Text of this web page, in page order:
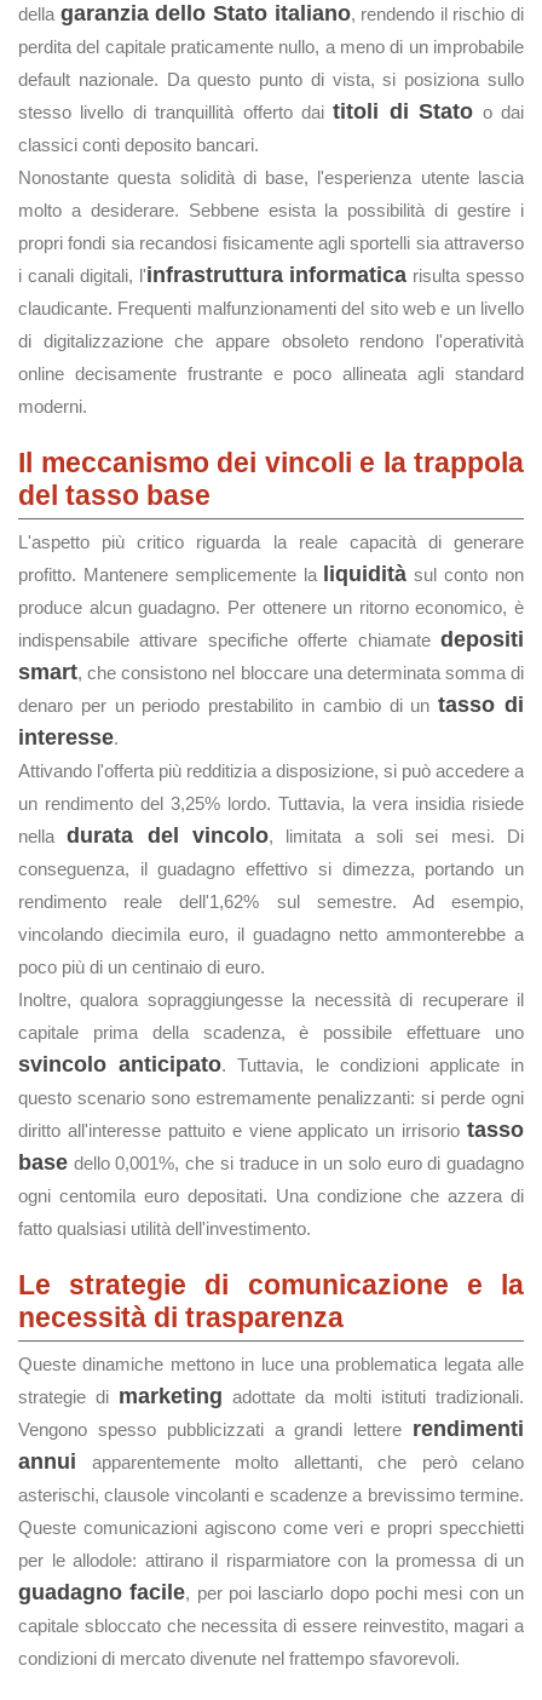
della garanzia dello Stato italiano, rendendo il rischio di
perdita del capitale praticamente nullo, a meno di un improbabile
default nazionale. Da questo punto di vista, si posiziona sullo
stesso livello di tranquillità offerto daititoli di Stato o dai
classici conti deposito bancari.
Nonostante questa solidità di base, l'esperienza utente lascia
molto a desiderare. Sebbene esista la possibilità di gestire i
propri fondi sia recandosi fisicamente agli sportelli sia attraverso
i canali digitali, l'infrastruttura informatica risulta spesso
claudicante. Frequenti malfunzionamenti del sito web e un livello
di digitalizzazione che appare obsoleto rendono l'operatività
online decisamente frustrante e poco allineata agli standard
moderni.
Il meccanismo dei vincoli e la trappola
del tasso base
L'aspetto più critico riguarda la reale capacità di generare
profitto. Mantenere semplicemente la
liquidità sul conto non
produce alcun guadagno. Per ottenere un ritorno economico, è
indispensabile attivare specifiche offerte chiamate depositi
smart, che consistono nel bloccare una determinata somma di
denaro per un periodo prestabilito in cambio di untasso di
interesse.
Attivando l'offerta più redditizia a disposizione, si può accedere a
un rendimento del 3,25% lordo. Tuttavia, la vera insidia risiede
nelladurata del vincolo, limitata a soli sei mesi. Di
conseguenza, il guadagno effettivo si dimezza, portando un
rendimento reale dell'1,62% sul semestre. Ad esempio,
vincolando diecimila euro, il guadagno netto ammonterebbe a
poco più di un centinaio di euro.
Inoltre, qualora sopraggiungesse la necessità di recuperare il
capitale prima della scadenza, è possibile effettuare uno
svincolo anticipato. Tuttavia, le condizioni applicate in
questo scenario sono estremamente penalizzanti: si perde ogni
diritto all'interesse pattuito e viene applicato un irrisorio tasso
base dello 0,001%, che si traduce in un solo euro di guadagno
ogni centomila euro depositati. Una condizione che azzera di
fatto qualsiasi utilità dell'investimento.
Le strategie di comunicazione e la
necessità di trasparenza
Queste dinamiche mettono in luce una problematica legata alle
strategie di marketing adottate da molti istituti tradizionali.
Vengono spesso pubblicizzati a grandi lettere rendimenti
annui apparentemente molto allettanti, che però celano
asterischi, clausole vincolanti e scadenze a brevissimo termine.
Queste comunicazioni agiscono come veri e propri specchietti
per le allodole: attirano il risparmiatore con la promessa di un
guadagno facile, per poi lasciarlo dopo pochi mesi con un
capitale sbloccato che necessita di essere reinvestito, magari a
condizioni di mercato divenute nel frattempo sfavorevoli.